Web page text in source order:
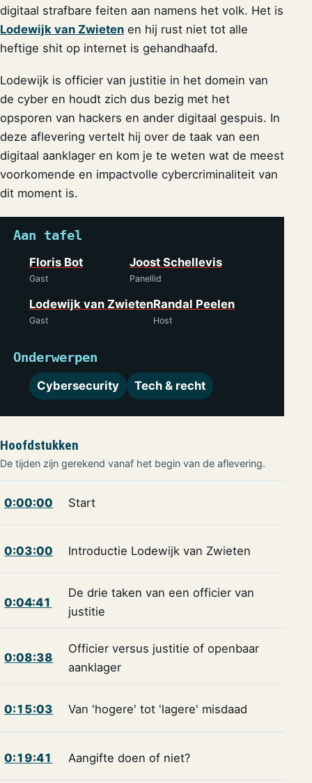
digitaal strafbare feiten aan namens het volk. Het is
Lodewijk van Zwieten en hij rust niet tot alle
heftige shit op internet is gehandhaafd.
Lodewijk is officier van justitie in het domein van
de cyber en houdt zich dus bezig met het
opsporen van hackers en ander digitaal gespuis. In
deze aflevering vertelt hij over de taak van een
digitaal aanklager en kom je te weten wat de meest
voorkomende en impactvolle cybercriminaliteit van
dit moment is.
Aan tafel
Floris Bot
Gast
Joost Schellevis
Panellid
Lodewijk van Zwieten
Gast
Randal Peelen
Host
Onderwerpen
Cybersecurity Tech & recht
Hoofdstukken
De tijden zijn gerekend vanaf het begin van de aflevering.
0:00:00 Start
0:03:00 Introductie Lodewijk van Zwieten
0:04:41
De drie taken van een officier van
justitie
0:08:38
Officier versus justitie of openbaar
aanklager
0:15:03 Van 'hogere' tot 'lagere' misdaad
0:19:41 Aangifte doen of niet?